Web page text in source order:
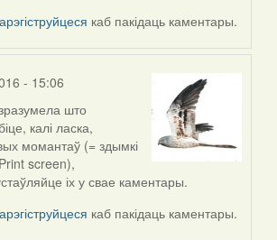
каб пакідаць каментары.
- 15:06
што
калі ласка,
момантаў (= здымкі
screen),
іх у свае каментары.
каб пакідаць каментары.